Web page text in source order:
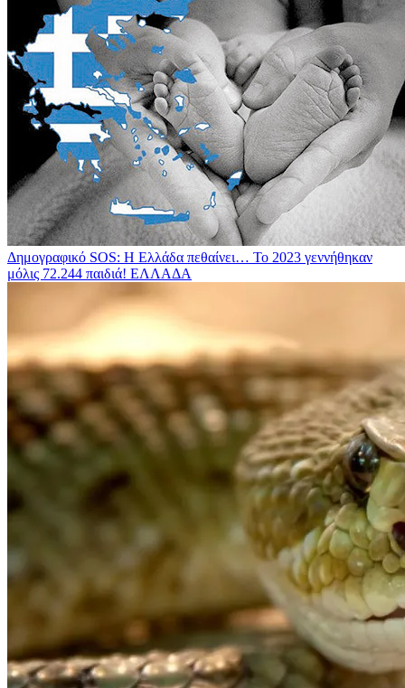
Δημογραφικό SOS: Η Ελλάδα πεθαίνει… Το 2023 γεννήθηκαν
μόλις 72.244 παιδιά! ΕΛΛΑΔΑ